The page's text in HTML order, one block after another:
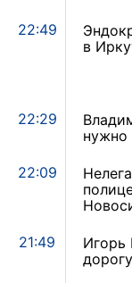
22:49
в
22:29
нужно
22:09
21:49
Игорь